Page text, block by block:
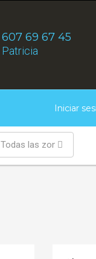
607 69 67 45
Patricia
Iniciar
Todas las zonas